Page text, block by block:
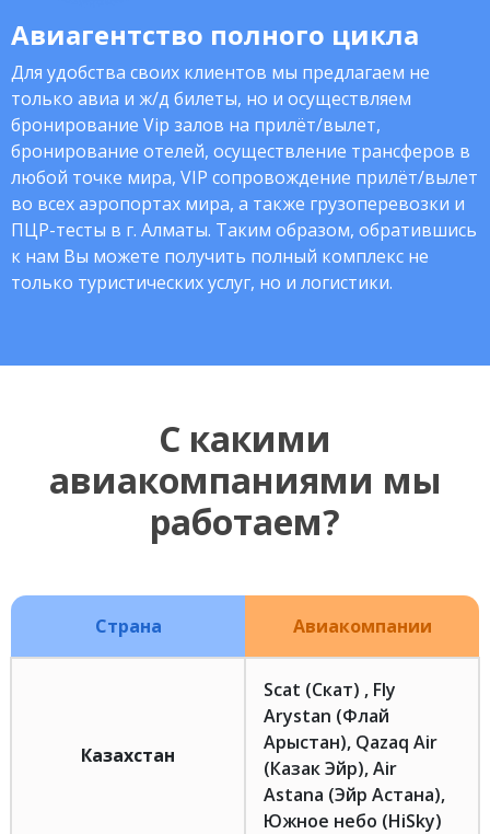
Авиагентство полного цикла
Для удобства своих клиентов мы предлагаем не
только авиа и ж/д билеты, но и осуществляем
бронирование Vip залов на прилёт/вылет,
бронирование отелей, осуществление трансферов в
любой точке мира, VIP сопровождение прилёт/вылет
во всех аэропортах мира, а также грузоперевозки и
ПЦР-тесты в г. Алматы. Таким образом, обратившись
к нам Вы можете получить полный комплекс не
только туристических услуг, но и логистики.
С какими
авиакомпаниями мы
работаем?
Страна Авиакомпании
Казахстан
Scat (Скат) , Fly
Arystan (Флай
Арыстан), Qazaq Air
(Казак Эйр), Air
Astana (Эйр Астана),
Южное небо (HiSky)